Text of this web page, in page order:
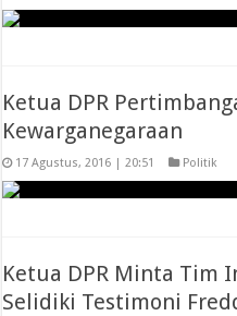
Ketua DPR
Kewarganegaraan
17 Agustus, 2016 | 20:51 Politik
Ketua DPR Minta Tim
Selidiki Testimoni